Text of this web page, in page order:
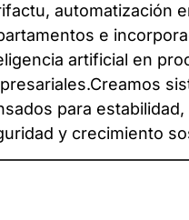
automatización
e
artificial en
para estabilidad,
y crecimiento